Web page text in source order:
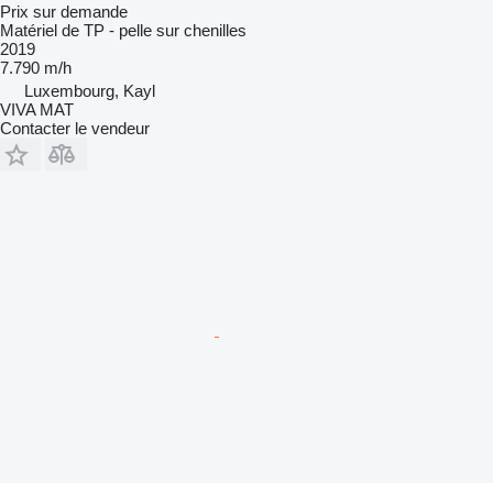
Prix sur demande
Matériel de TP - pelle sur chenilles
2019
7.790 m/h
Luxembourg, Kayl
VIVA MAT
Contacter le vendeur